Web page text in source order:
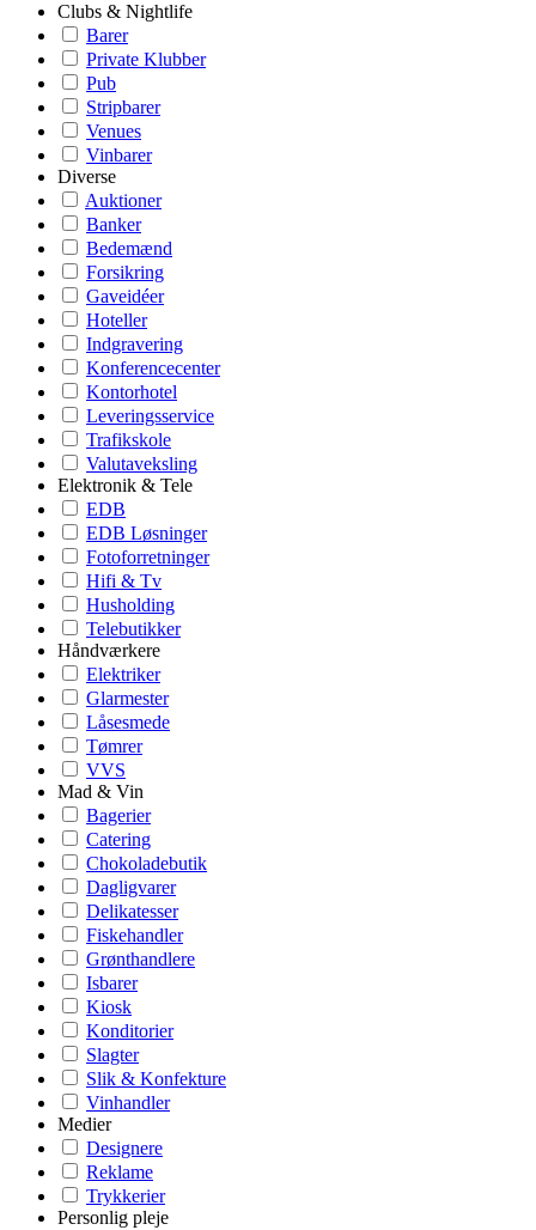
Clubs & Nightlife
Barer
Private Klubber
Pub
Stripbarer
Venues
Vinbarer
Diverse
Auktioner
Banker
Bedemænd
Forsikring
Gaveidéer
Hoteller
Indgravering
Konferencecenter
Kontorhotel
Leveringsservice
Trafikskole
Valutaveksling
Elektronik & Tele
EDB
EDB Løsninger
Fotoforretninger
Hifi & Tv
Husholding
Telebutikker
Håndværkere
Elektriker
Glarmester
Låsesmede
Tømrer
VVS
Mad & Vin
Bagerier
Catering
Chokoladebutik
Dagligvarer
Delikatesser
Fiskehandler
Grønthandlere
Isbarer
Kiosk
Konditorier
Slagter
Slik & Konfekture
Vinhandler
Medier
Designere
Reklame
Trykkerier
Personlig pleje